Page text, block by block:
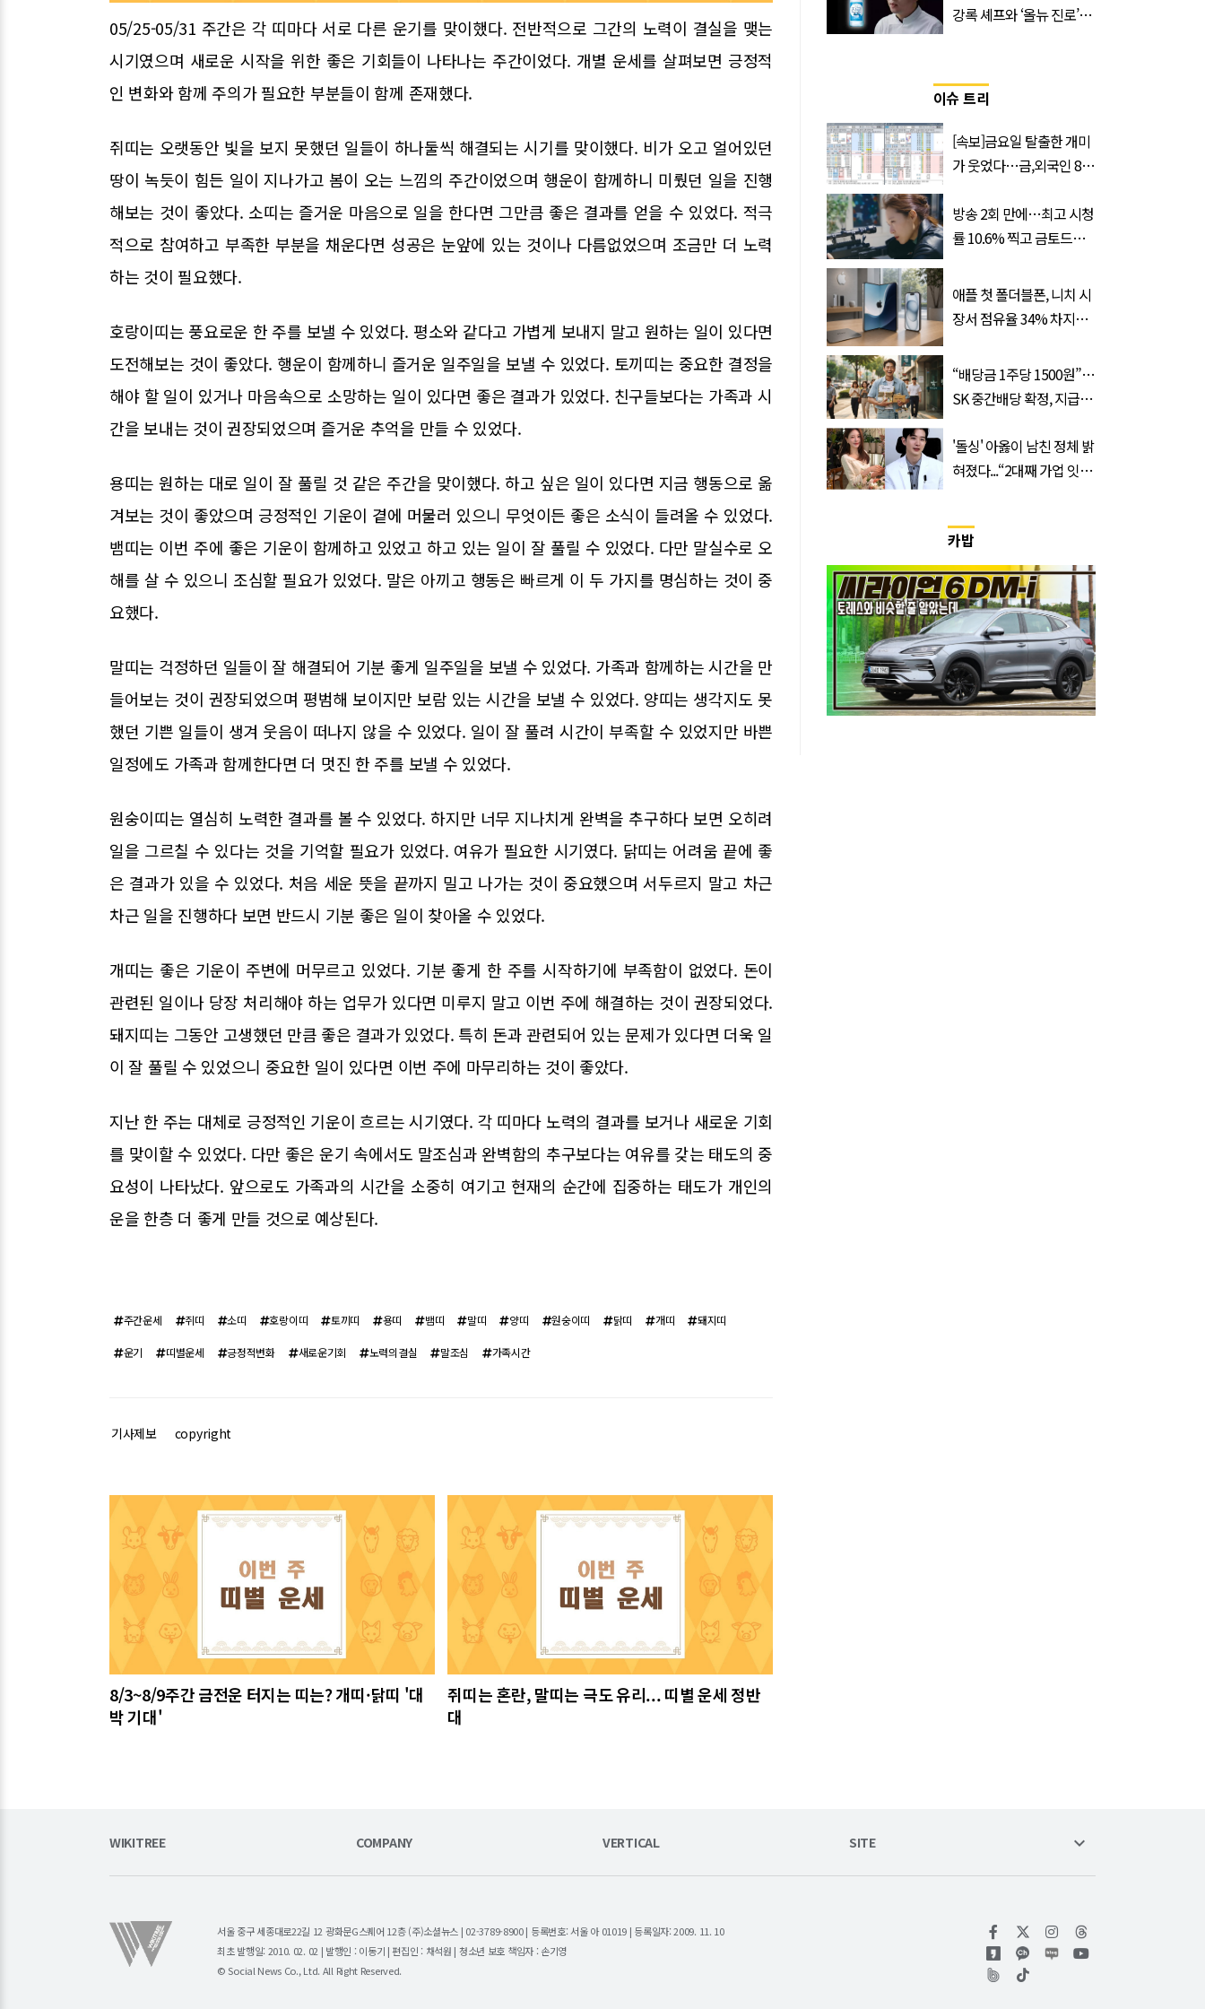
05/25-05/31 주간은 각 띠마다 서로 다른 운기를 맞이했다. 전반적으로 그간의 노력이 결실을 맺는
시기였으며 새로운 시작을 위한 좋은 기회들이 나타나는 주간이었다. 개별 운세를 살펴보면 긍정적
인 변화와 함께 주의가 필요한 부분들이 함께 존재했다.
쥐띠는 오랫동안 빛을 보지 못했던 일들이 하나둘씩 해결되는 시기를 맞이했다. 비가 오고 얼어있던
땅이 녹듯이 힘든 일이 지나가고 봄이 오는 느낌의 주간이었으며 행운이 함께하니 미뤘던 일을 진행
해보는 것이 좋았다. 소띠는 즐거운 마음으로 일을 한다면 그만큼 좋은 결과를 얻을 수 있었다. 적극
적으로 참여하고 부족한 부분을 채운다면 성공은 눈앞에 있는 것이나 다름없었으며 조금만 더 노력
하는 것이 필요했다.
호랑이띠는 풍요로운 한 주를 보낼 수 있었다. 평소와 같다고 가볍게 보내지 말고 원하는 일이 있다면
도전해보는 것이 좋았다. 행운이 함께하니 즐거운 일주일을 보낼 수 있었다. 토끼띠는 중요한 결정을
해야 할 일이 있거나 마음속으로 소망하는 일이 있다면 좋은 결과가 있었다. 친구들보다는 가족과 시
간을 보내는 것이 권장되었으며 즐거운 추억을 만들 수 있었다.
용띠는 원하는 대로 일이 잘 풀릴 것 같은 주간을 맞이했다. 하고 싶은 일이 있다면 지금 행동으로 옮
겨보는 것이 좋았으며 긍정적인 기운이 곁에 머물러 있으니 무엇이든 좋은 소식이 들려올 수 있었다.
뱀띠는 이번 주에 좋은 기운이 함께하고 있었고 하고 있는 일이 잘 풀릴 수 있었다. 다만 말실수로 오
해를 살 수 있으니 조심할 필요가 있었다. 말은 아끼고 행동은 빠르게 이 두 가지를 명심하는 것이 중
요했다.
말띠는 걱정하던 일들이 잘 해결되어 기분 좋게 일주일을 보낼 수 있었다. 가족과 함께하는 시간을 만
들어보는 것이 권장되었으며 평범해 보이지만 보람 있는 시간을 보낼 수 있었다. 양띠는 생각지도 못
했던 기쁜 일들이 생겨 웃음이 떠나지 않을 수 있었다. 일이 잘 풀려 시간이 부족할 수 있었지만 바쁜
일정에도 가족과 함께한다면 더 멋진 한 주를 보낼 수 있었다.
원숭이띠는 열심히 노력한 결과를 볼 수 있었다. 하지만 너무 지나치게 완벽을 추구하다 보면 오히려
일을 그르칠 수 있다는 것을 기억할 필요가 있었다. 여유가 필요한 시기였다. 닭띠는 어려움 끝에 좋
은 결과가 있을 수 있었다. 처음 세운 뜻을 끝까지 밀고 나가는 것이 중요했으며 서두르지 말고 차근
차근 일을 진행하다 보면 반드시 기분 좋은 일이 찾아올 수 있었다.
개띠는 좋은 기운이 주변에 머무르고 있었다. 기분 좋게 한 주를 시작하기에 부족함이 없었다. 돈이
관련된 일이나 당장 처리해야 하는 업무가 있다면 미루지 말고 이번 주에 해결하는 것이 권장되었다.
돼지띠는 그동안 고생했던 만큼 좋은 결과가 있었다. 특히 돈과 관련되어 있는 문제가 있다면 더욱 일
이 잘 풀릴 수 있었으니 중요한 일이 있다면 이번 주에 마무리하는 것이 좋았다.
지난 한 주는 대체로 긍정적인 기운이 흐르는 시기였다. 각 띠마다 노력의 결과를 보거나 새로운 기회
를 맞이할 수 있었다. 다만 좋은 운기 속에서도 말조심과 완벽함의 추구보다는 여유를 갖는 태도의 중
요성이 나타났다. 앞으로도 가족과의 시간을 소중히 여기고 현재의 순간에 집중하는 태도가 개인의
운을 한층 더 좋게 만들 것으로 예상된다.
주간운세 쥐띠 소띠 호랑이띠 토끼띠 용띠 뱀띠 말띠 양띠 원숭이띠 닭띠 개띠 돼지띠
운기 띠별운세 긍정적변화 새로운기회 노력의결실 말조심 가족시간
기사제보 copyright
관련기사
8/3~8/9주간 금전운 터지는 띠는? 개띠·닭띠 '대
박 기대'
쥐띠는 혼란, 말띠는 극도 유리... 띠별 운세 정반
대
강록 셰프와 ‘올뉴 진로’의
이슈 트리
[속보]금요일 탈출한 개미
가 웃었다…금,외국인 8조
하이닉스 '와르르'
방송 2회 만에…최고 시청
률 10.6% 찍고 금토드라
마'
애플 첫 폴더블폰, 니치 시
장서 점유율 34% 차지할
“배당금 1주당 1500원”…
SK 중간배당 확정, 지급일
'돌싱' 아옳이 남친 정체 밝
혀졌다...“2대째 가업 잇는
카밥
keyboard_arrow_down
WIKITREE COMPANY VERTICAL SITE
서울 중구 세종대로22길 12 광화문G스퀘어 12층 (주)소셜뉴스 | 02-3789-8900 | 등록번호: 서울 아 01019 | 등록일자: 2009. 11. 10
최초 발행일: 2010. 02. 02 | 발행인 : 이동기 | 편집인 : 채석원 | 청소년 보호 책임자 : 손기영
© Social News Co., Ltd. All Right Reserved.
위키트리 페이스북위키트리 인스타그램
위키트리 유튜브
위키트리 틱톡